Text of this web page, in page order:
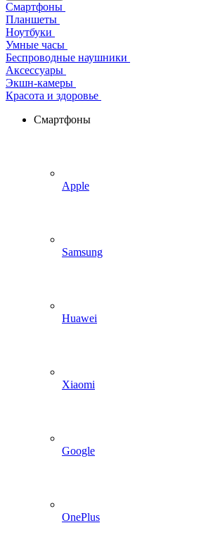
Смартфоны
Планшеты
Ноутбуки
Умные часы
Беспроводные наушники
Аксессуары
Экшн-камеры
Красота и здоровье
Смартфоны
Apple
Samsung
Huawei
Xiaomi
Google
OnePlus